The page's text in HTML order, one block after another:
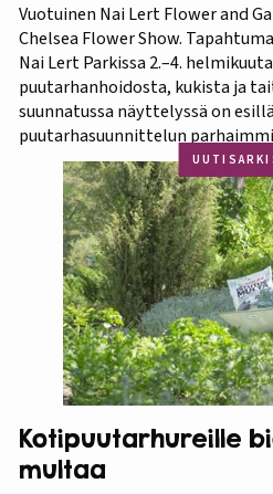
Vuotuinen Nai Lert Flower and
Chelsea Flower Show.
Nai Lert Parkissa 2.–4.
puutarhanhoidosta, kukista ja
suunnatussa näyttelyssä on
puutarhasuunnittelun
tapahtuma on osa Amazing
pyrkii piristämään Thaimaan
Thaimaa tunnetaan erittäin
kasvistostaan,…
Kotipuutarhureille
multaa